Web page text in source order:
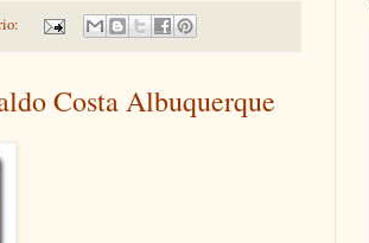
Costa Albuquerque